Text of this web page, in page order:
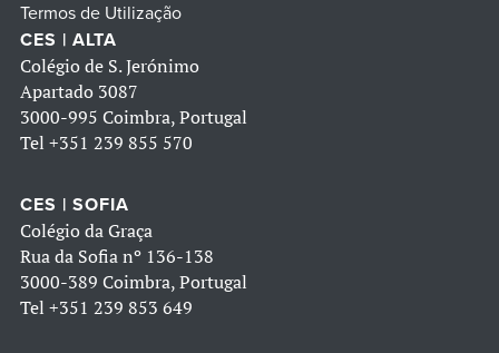
Termos de Utilização
CES | ALTA
Colégio de S. Jerónimo
Apartado 3087
3000-995 Coimbra, Portugal
Tel +351 239 855 570
CES | SOFIA
Colégio da Graça
Rua da Sofia nº 136-138
3000-389 Coimbra, Portugal
Tel +351 239 853 649